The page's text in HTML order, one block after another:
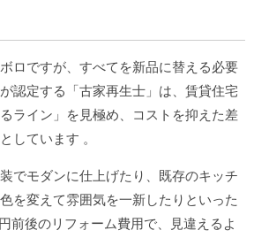
ロですが、すべてを新品に替える必要
認定する「古家再生士」は、賃貸住宅
ライン」を見極め、コストを抑えた差
しています 。
でモダンに仕上げたり、既存のキッチ
を変えて雰囲気を一新したりといった
前後のリフォーム費用で、見違えるよ